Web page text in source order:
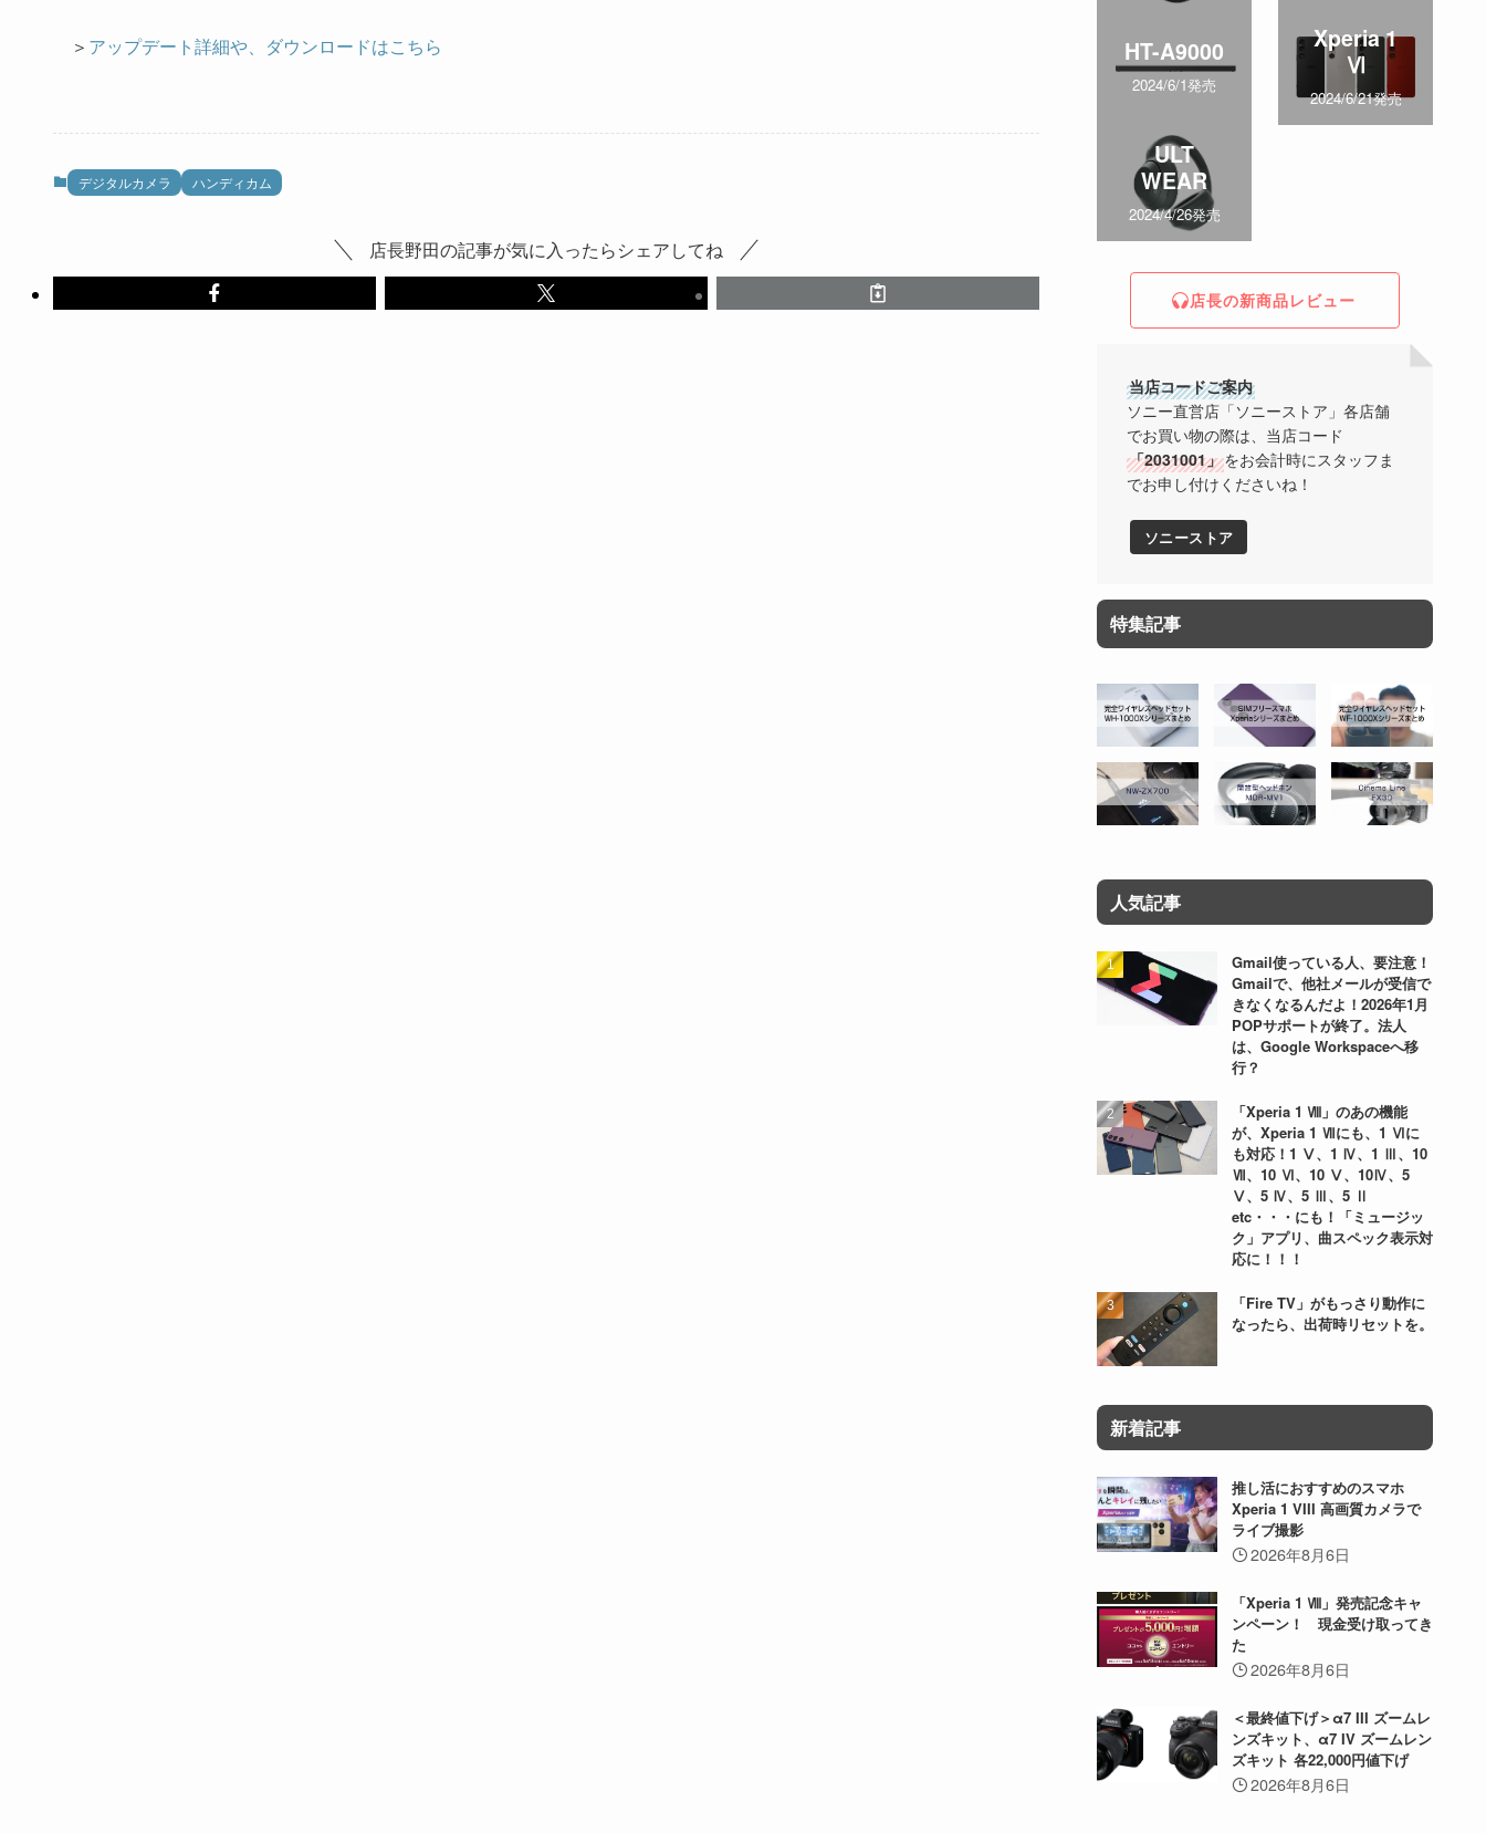
＞ アップデート詳細や、ダウンロードはこちら
デジタルカメラ ハンディカム
店長野田の記事が気に入ったらシェアしてね
HT-A9000
2024/6/1発売
Xperia 1
Ⅵ
2024/6/21発売
ULT
WEAR
2024/4/26発売
店長の新商品レビュー
当店コードご案内
ソニー直営店「ソニーストア」各店舗
でお買い物の際は、当店コード
「2031001」をお会計時にスタッフま
でお申し付けくださいね！
ソニーストア
特集記事
人気記事
Gmail使っている人、要注意！
Gmailで、他社メールが受信で
きなくなるんだよ！2026年1月
POPサポートが終了。法人
は、Google Workspaceへ移
行？
「Xperia 1 Ⅷ」のあの機能
が、Xperia 1 Ⅶにも、1 Ⅵに
も対応！1 Ⅴ、1 Ⅳ、1 Ⅲ、10
Ⅶ、10 Ⅵ、10 Ⅴ、10Ⅳ、5
Ⅴ、5 Ⅳ、5 Ⅲ、5 Ⅱ
etc・・・にも！「ミュージッ
ク」アプリ、曲スペック表示対
応に！！！
「Fire TV」がもっさり動作に
なったら、出荷時リセットを。
新着記事
推し活におすすめのスマホ
Xperia 1 VIII 高画質カメラで
ライブ撮影
2026年8月6日
「Xperia 1 Ⅷ」発売記念キャ
ンペーン！ 現金受け取ってき
た
2026年8月6日
＜最終値下げ＞α7 III ズームレ
ンズキット、α7 IV ズームレン
ズキット 各22,000円値下げ
2026年8月6日